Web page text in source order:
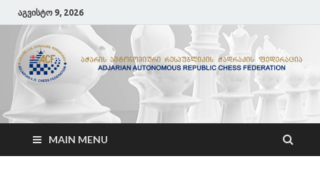
აგვისტო 9, 2026
ACF
აჭარის ჭადრაკის ფედერაცია
MAIN MENU